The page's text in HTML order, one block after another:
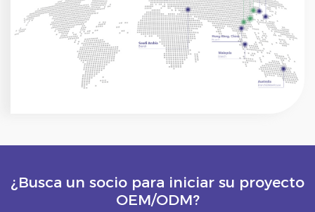
¿Busca un socio para iniciar su proyecto
OEM/ODM?